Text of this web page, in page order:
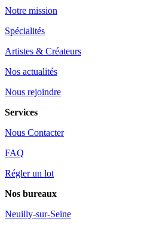
Notre mission
Spécialités
Artistes & Créateurs
Nos actualités
Nous rejoindre
Services
Nous Contacter
FAQ
Régler un lot
Nos bureaux
Neuilly-sur-Seine